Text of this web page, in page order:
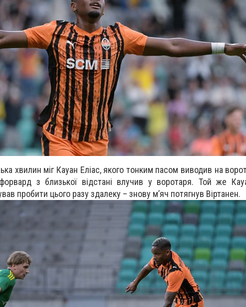
хвилин міг Кауан Еліас, якого тонким пасом виводив на
з близької відстані влучив у воротаря. Той же
пробити цього разу здалеку – знову мʼяч потягнув Віртанен.